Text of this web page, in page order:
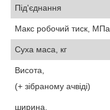
Під'єднання
Макс робочий тиск, МПа
Суха маса, кг
Висота,
(+ зібраному ачвіді)
ширина,